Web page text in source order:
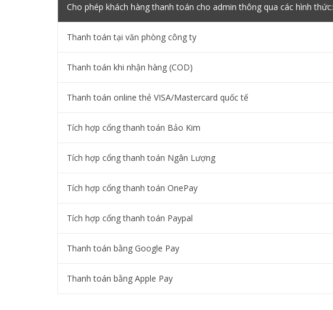
Cho phép khách hàng thanh toán cho admin thông qua các hình thức:
Thanh toán tại văn phòng công ty
Thanh toán khi nhận hàng (COD)
Thanh toán online thẻ VISA/Mastercard quốc tế
Tích hợp cổng thanh toán Bảo Kim
Tích hợp cổng thanh toán Ngân Lượng
Tích hợp cổng thanh toán OnePay
Tích hợp cổng thanh toán Paypal
Thanh toán bằng Google Pay
Thanh toán bằng Apple Pay